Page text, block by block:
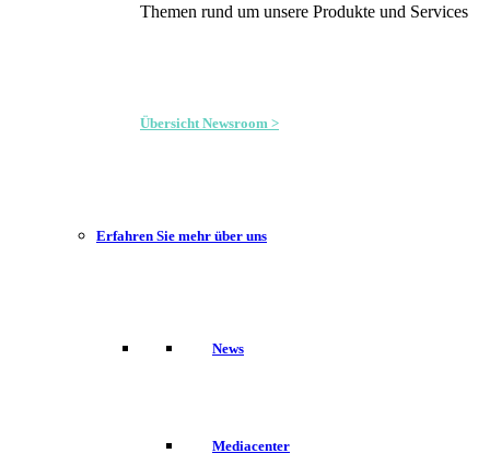
Themen rund um unsere Produkte und Services
Übersicht Newsroom >
Erfahren Sie mehr über uns
News
Mediacenter